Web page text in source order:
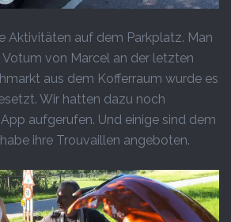
Aktivitäten auf dem Parkplatz. Man
Votum von Marcel an der letzten
aus dem Kofferraum wurde es
Wir hatten dazu noch
aufgerufen. Und einige sind dem
ihre Trouvaillen angeboten.